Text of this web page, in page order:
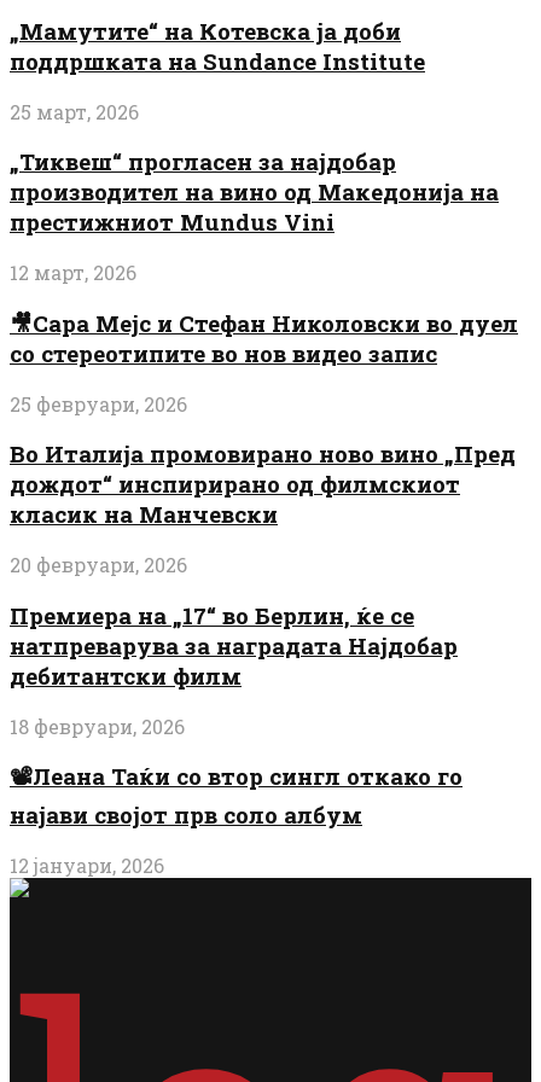
„Мамутите“ на Котевска ја доби
поддршката на Sundance Institute
25 март, 2026
„Тиквеш“ прогласен за најдобар
производител на вино од Македонија на
престижниот Mundus Vini
12 март, 2026
🎥Сара Мејс и Стефан Николовски во дуел
со стереотипите во нов видео запис
25 февруари, 2026
Во Италија промовирано ново вино „Пред
дождот“ инспирирано од филмскиот
класик на Манчевски
20 февруари, 2026
Премиера на „17“ во Берлин, ќе се
натпреварува за наградата Најдобар
дебитантски филм
18 февруари, 2026
📽️Леана Таќи со втор сингл откако го
најави својот прв соло албум
12 јануари, 2026